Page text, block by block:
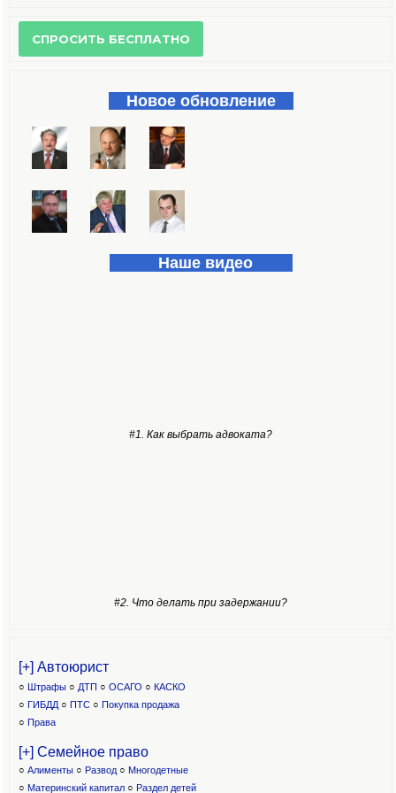
Новое обновление
Наше видео
#1. Как выбрать адвоката?
#2. Что делать при задержании?
[+] Автоюрист
○ Штрафы ○ ДТП ○ ОСАГО ○ КАСКО
○ ГИБДД ○ ПТС ○ Покупка продажа
○ Права
[+] Семейное право
○ Алименты ○ Развод ○ Многодетные
○ Материнский капитал○ Раздел детей